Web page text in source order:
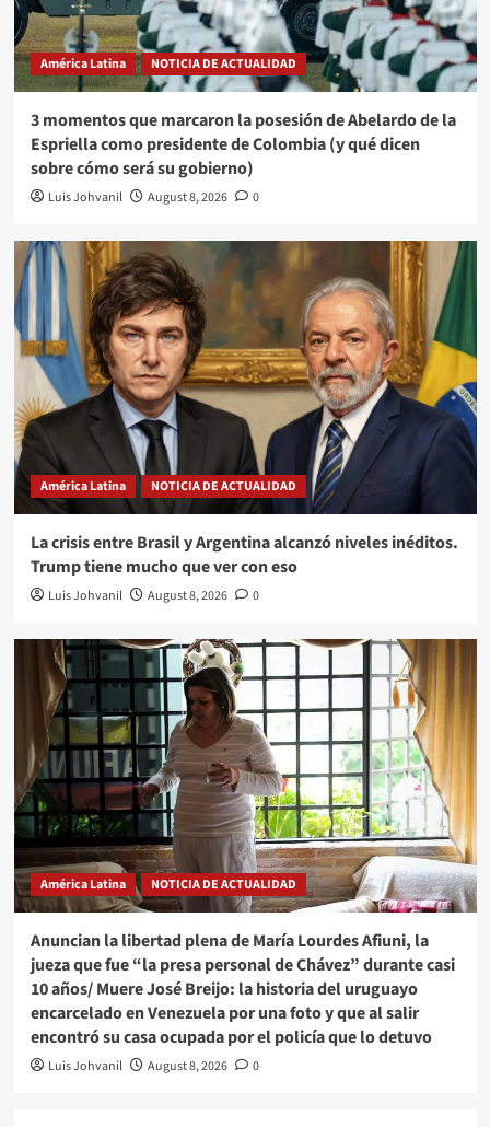
América Latina NOTICIA DE ACTUALIDAD
3 momentos que marcaron la posesión de Abelardo de la
Espriella como presidente de Colombia (y qué dicen
sobre cómo será su gobierno)
Luis Johvanil August 8, 2026 0
América Latina NOTICIA DE ACTUALIDAD
La crisis entre Brasil y Argentina alcanzó niveles inéditos.
Trump tiene mucho que ver con eso
Luis Johvanil August 8, 2026 0
América Latina NOTICIA DE ACTUALIDAD
Anuncian la libertad plena de María Lourdes Afiuni, la
jueza que fue “la presa personal de Chávez” durante casi
10 años/ Muere José Breijo: la historia del uruguayo
encarcelado en Venezuela por una foto y que al salir
encontró su casa ocupada por el policía que lo detuvo
Luis Johvanil August 8, 2026 0